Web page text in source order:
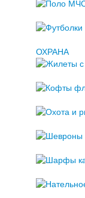
ОХРАНА